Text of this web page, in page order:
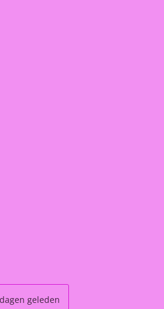
geleden